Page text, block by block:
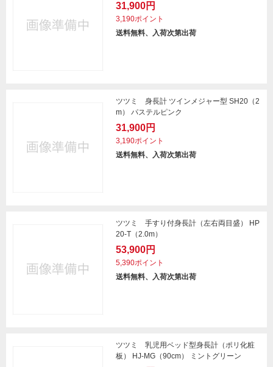
31,900円
3,190ポイント
送料無料、入荷次第出荷
ツツミ 身長計 ツインメジャー型 SH20（2
m） パステルピンク
31,900円
3,190ポイント
送料無料、入荷次第出荷
ツツミ 手すり付身長計（左右両目盛） HP
20-T（2.0m）
53,900円
5,390ポイント
送料無料、入荷次第出荷
ツツミ 乳児用ベッド型身長計（ポリ化粧
板） HJ-MG（90cm） ミントグリーン